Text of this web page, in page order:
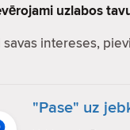
uzlabos
intereses,
"Pase" uz